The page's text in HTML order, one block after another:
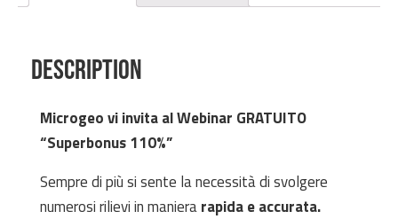
Description
Microgeo vi invita al Webinar GRATUITO
“Superbonus 110%”
Sempre di più si sente la necessità di svolgere
numerosi rilievi in maniera rapida e accurata.